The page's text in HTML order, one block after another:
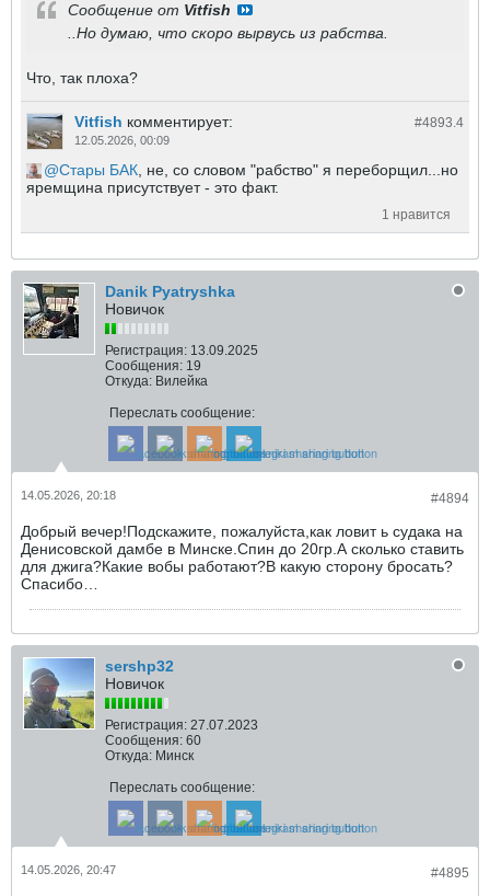
Сообщение от Vitfish
..Но думаю, что скоро вырвусь из рабства.
Что, так плоха?
#4893.4
Vitfish комментирует:
12.05.2026, 00:09
Стары БАК, не, со словом "рабство" я переборщил...но
яремщина присутствует - это факт.
1 нравится
Danik Pyatryshka
Новичок
Регистрация: 13.09.2025
Сообщения: 19
Откуда: Вилейка
Переслать сообщение:
#4894
14.05.2026, 20:18
Добрый вечер!Подскажите, пожалуйста,как ловит ь судака на
Денисовской дамбе в Минске.Спин до 20гр.А сколько ставить
для джига?Какие вобы работают?В какую сторону бросать?
Спасибо…
sershp32
Новичок
Регистрация: 27.07.2023
Сообщения: 60
Откуда: Минск
Переслать сообщение:
#4895
14.05.2026, 20:47